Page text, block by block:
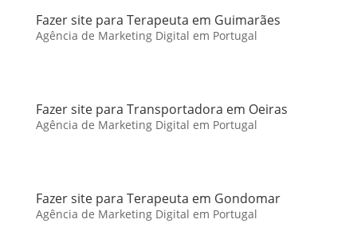
Fazer site para Terapeuta em Guimarães
Agência de Marketing Digital em Portugal
Fazer site para Transportadora em Oeiras
Agência de Marketing Digital em Portugal
Fazer site para Terapeuta em Gondomar
Agência de Marketing Digital em Portugal